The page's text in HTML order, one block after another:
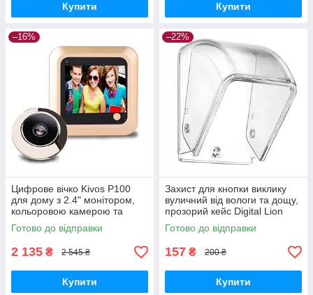
Купити Купити
–16%
Цифрове вічко Kivos P100
для дому з 2.4" монітором,
кольоровою камерою та
фотофіксацією GoodPlace -
worry-free-shopping-
Готово до відправки
2 135 ₴ 2 545 ₴
Купити
–22%
Захист для кнопки виклику
вуличний від вологи та дощу,
прозорий кейс Digital Lion
CDB-03 GoodPlace -worry-
free-shopping-
Готово до відправки
157 ₴ 200 ₴
Купити